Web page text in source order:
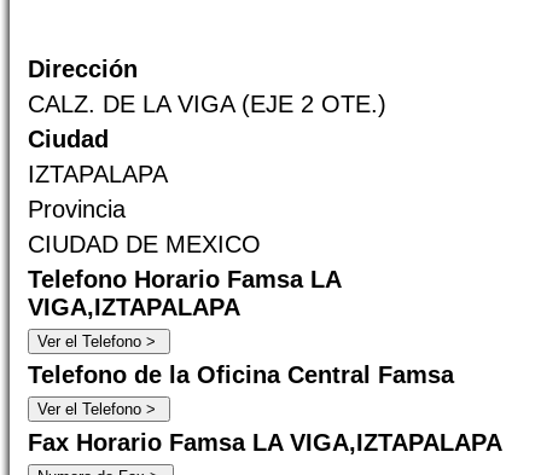
Dirección
CALZ. DE LA VIGA (EJE 2 OTE.)
Ciudad
IZTAPALAPA
Provincia
CIUDAD DE MEXICO
Telefono Horario Famsa LA
VIGA,IZTAPALAPA
Telefono de la Oficina Central Famsa
Fax Horario Famsa LA VIGA,IZTAPALAPA